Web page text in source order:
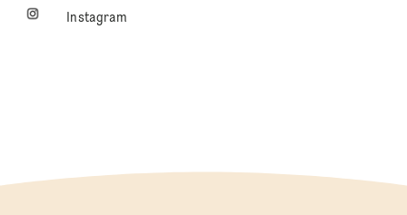
Instagram